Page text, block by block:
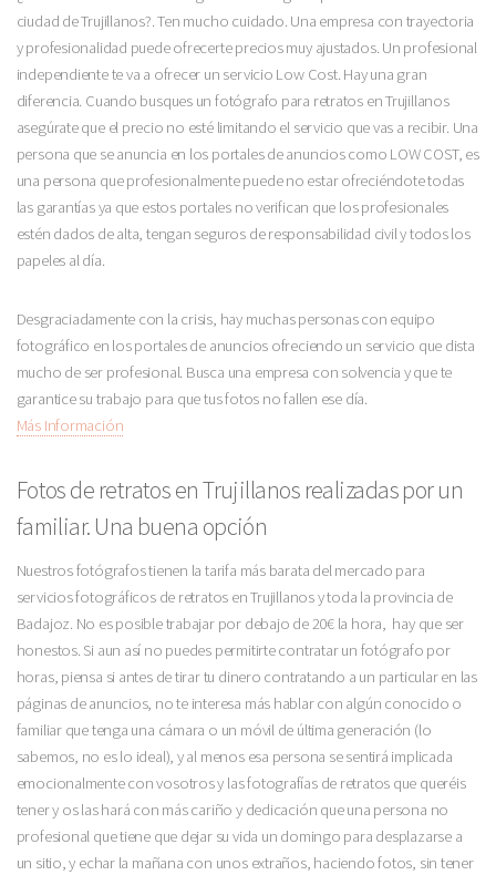
ciudad de Trujillanos?. Ten mucho cuidado. Una empresa con trayectoria
y profesionalidad puede ofrecerte precios muy ajustados. Un profesional
independiente te va a ofrecer un servicio Low Cost. Hay una gran
diferencia. Cuando busques un fotógrafo para retratos en Trujillanos
asegúrate que el precio no esté limitando el servicio que vas a recibir. Una
persona que se anuncia en los portales de anuncios como LOW COST, es
una persona que profesionalmente puede no estar ofreciéndote todas
las garantías ya que estos portales no verifican que los profesionales
estén dados de alta, tengan seguros de responsabilidad civil y todos los
papeles al día.
Desgraciadamente con la crisis, hay muchas personas con equipo
fotográfico en los portales de anuncios ofreciendo un servicio que dista
mucho de ser profesional. Busca una empresa con solvencia y que te
garantice su trabajo para que tus fotos no fallen ese día.
Más Información
Fotos de retratos en Trujillanos realizadas por un
familiar. Una buena opción
Nuestros fotógrafos tienen la tarifa más barata del mercado para
servicios fotográficos de retratos en Trujillanos y toda la provincia de
Badajoz. No es posible trabajar por debajo de 20€ la hora, hay que ser
honestos. Si aun así no puedes permitirte contratar un fotógrafo por
horas, piensa si antes de tirar tu dinero contratando a un particular en las
páginas de anuncios, no te interesa más hablar con algún conocido o
familiar que tenga una cámara o un móvil de última generación (lo
sabemos, no es lo ideal), y al menos esa persona se sentirá implicada
emocionalmente con vosotros y las fotografías de retratos que queréis
tener y os las hará con más cariño y dedicación que una persona no
profesional que tiene que dejar su vida un domingo para desplazarse a
un sitio, y echar la mañana con unos extraños, haciendo fotos, sin tener